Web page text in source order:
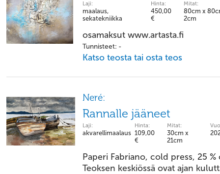
Laji:
maalaus,
sekatekniikka
Hinta:
450,00
€
Mitat:
80cm x
2cm
osamaksut www.artasta.fi
Tunnisteet: -
Katso teosta tai osta teos
Neré:
Rannalle jääneet
Laji:
akvarellimaalaus
Hinta:
109,00
€
Mitat:
30cm x
21cm
Paperi Fabriano, cold press, 25
Teoksen keskiössä ovat ajan